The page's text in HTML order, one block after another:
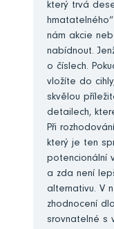
který trvá
nám akcie
nabídnout.
o číslech.
vložíte do
skvělou
detailech,
Při
který je ten
potencionální
a zda není
alternativu. V
zhodnocení
srovnatelné s